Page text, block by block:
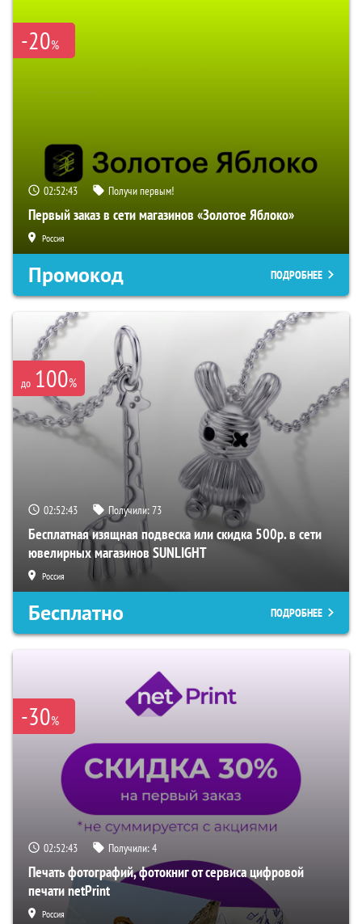
-20%
02:52:42 Получи первым!
Первый заказ в сети магазинов «Золотое Яблоко»
Россия
Промокод ПОДРОБНЕЕ
до 100%
02:52:42 Получили:73
Бесплатная изящная подвеска или скидка 500р. в сети
ювелирных магазинов SUNLIGHT
Россия
Бесплатно ПОДРОБНЕЕ
-30%
02:52:42 Получили:4
Печать фотографий, фотокниг от сервиса цифровой
печати netPrint
Россия